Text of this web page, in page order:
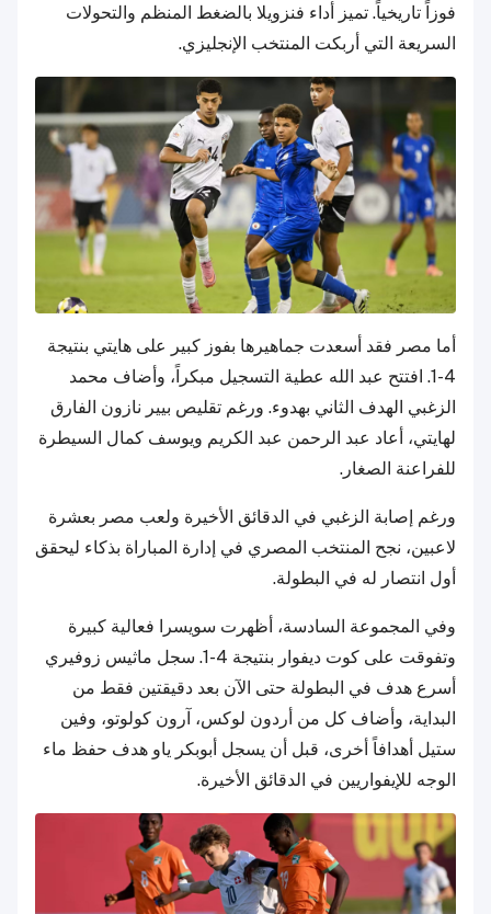
فوزاً تاريخياً. تميز أداء فنزويلا بالضغط المنظم والتحولات
السريعة التي أربكت المنتخب الإنجليزي.
أما مصر فقد أسعدت جماهيرها بفوز كبير على هايتي بنتيجة
4-1. افتتح عبد الله عطية التسجيل مبكراً، وأضاف محمد
الزغبي الهدف الثاني بهدوء. ورغم تقليص بيير نازون الفارق
لهايتي، أعاد عبد الرحمن عبد الكريم ويوسف كمال السيطرة
للفراعنة الصغار.
ورغم إصابة الزغبي في الدقائق الأخيرة ولعب مصر بعشرة
لاعبين، نجح المنتخب المصري في إدارة المباراة بذكاء ليحقق
أول انتصار له في البطولة.
وفي المجموعة السادسة، أظهرت سويسرا فعالية كبيرة
وتفوقت على كوت ديفوار بنتيجة 4-1. سجل ماثيس زوفيري
أسرع هدف في البطولة حتى الآن بعد دقيقتين فقط من
البداية، وأضاف كل من أردون لوكس، آرون كولوتو، وفين
ستيل أهدافاً أخرى، قبل أن يسجل أبوبكر ياو هدف حفظ ماء
الوجه للإيفواريين في الدقائق الأخيرة.